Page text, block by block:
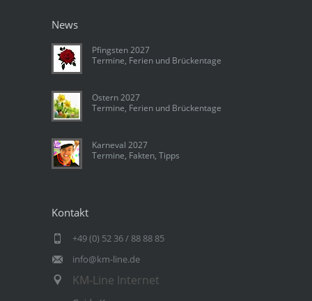
News
Pfingsten 2027
Termine, Ferien und Brückentage
Ostern 2027
Termine, Ferien und Brückentage
Karneval 2027
Termine, Fakten, Tipps
Kontakt
+49 (0) 52 36 / 88 88 85
info@km-line.de
KM-Line Internet